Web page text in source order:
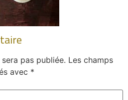
pas publiée. Les champs
avec *